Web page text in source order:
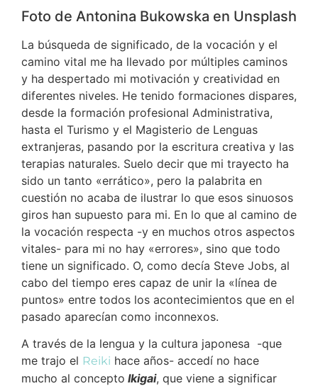
Foto de Antonina Bukowska en Unsplash
La búsqueda de significado, de la vocación y el
camino vital me ha llevado por múltiples caminos
y ha despertado mi motivación y creatividad en
diferentes niveles. He tenido formaciones dispares,
desde la formación profesional Administrativa,
hasta el Turismo y el Magisterio de Lenguas
extranjeras, pasando por la escritura creativa y las
terapias naturales. Suelo decir que mi trayecto ha
sido un tanto «errático», pero la palabrita en
cuestión no acaba de ilustrar lo que esos sinuosos
giros han supuesto para mi. En lo que al camino de
la vocación respecta -y en muchos otros aspectos
vitales- para mi no hay «errores», sino que todo
tiene un significado. O, como decía Steve Jobs, al
cabo del tiempo eres capaz de unir la «línea de
puntos» entre todos los acontecimientos que en el
pasado aparecían como inconnexos.
A través de la lengua y la cultura japonesa -que
me trajo el Reiki hace años- accedí no hace
mucho al concepto Ikigai, que viene a significar